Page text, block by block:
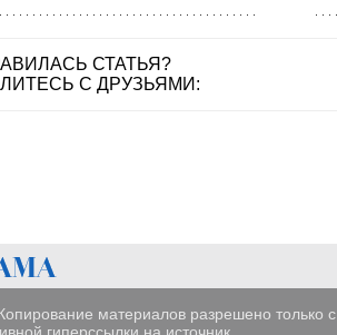
СТАТЬЯ?
С ДРУЗЬЯМИ:
материалов разрешено только с